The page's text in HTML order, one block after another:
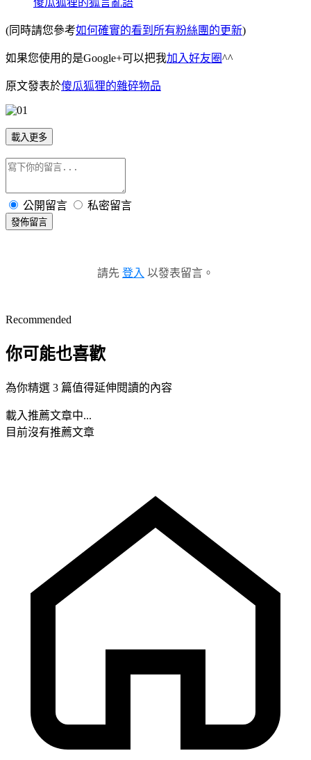
傻瓜狐狸的狐言亂語
(同時請您參考如何確實的看到所有粉絲團的更新)
如果您使用的是Google+可以把我加入好友圈^^
原文發表於傻瓜狐狸的雜碎物品
載入更多
公開留言 私密留言
發佈留言
請先 登入 以發表留言。
Recommended
你可能也喜歡
為你精選 3 篇值得延伸閱讀的內容
載入推薦文章中...
目前沒有推薦文章